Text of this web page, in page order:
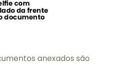
anexados são